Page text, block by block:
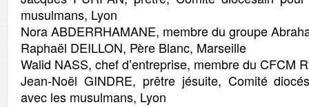
musulmans, Lyon
Nora ABDERRHAMANE, membre du groupe
Raphaël DEILLON, Père Blanc, Marseille
Walid NASS, chef d’entreprise, membre du CFCM
Jean-Noël GINDRE, prêtre jésuite, Comité
avec les musulmans, Lyon